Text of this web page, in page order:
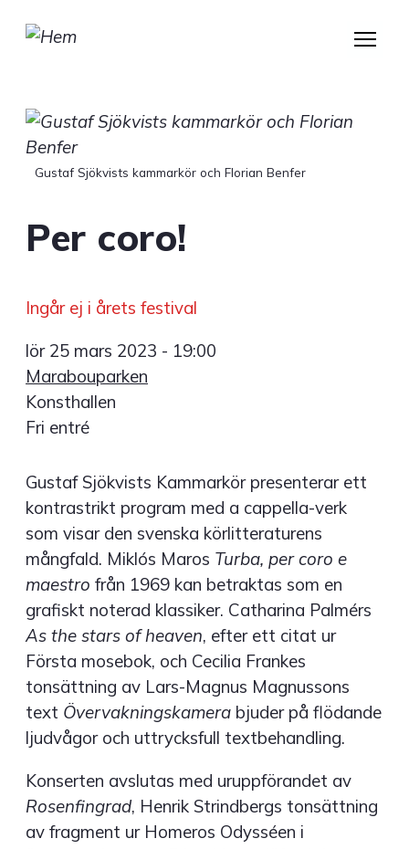
Gustaf Sjökvists kammarkör och Florian Benfer
Per coro!
Ingår ej i årets festival
lör 25 mars 2023 - 19:00
Marabouparken
Konsthallen
Fri entré
Gustaf Sjökvists Kammarkör presenterar ett
kontrastrikt program med a cappella-verk
som visar den svenska körlitteraturens
mångfald. Miklós Maros Turba, per coro e
maestro från 1969 kan betraktas som en
grafiskt noterad klassiker. Catharina Palmérs
As the stars of heaven, efter ett citat ur
Första mosebok, och Cecilia Frankes
tonsättning av Lars-Magnus Magnussons
text Övervakningskamera bjuder på flödande
ljudvågor och uttrycksfull textbehandling.
Konserten avslutas med uruppförandet av
Rosenfingrad, Henrik Strindbergs tonsättning
av fragment ur Homeros Odysséen i